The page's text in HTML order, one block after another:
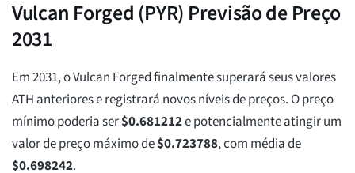
Vulcan Forged (PYR) Previsão de Preço
2031
Em 2031, o Vulcan Forged finalmente superará seus valores
ATH anteriores e registrará novos níveis de preços. O preço
mínimo poderia ser$0.681212e potencialmente atingir um
valor de preço máximo de$0.723788, com média de
$0.698242.